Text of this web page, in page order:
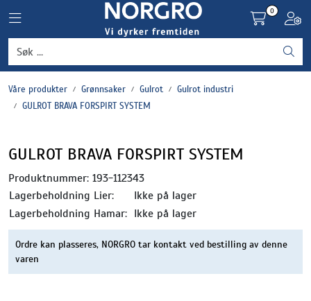
Toggle navigation
0
Våre produkter Grønnsaker Gulrot
Gulrot industri
GULROT BRAVA FORSPIRT SYSTEM
GULROT BRAVA FORSPIRT SYSTEM
Produktnummer: 193-112343
Lagerbeholdning Lier:
Ikke på lager
Lagerbeholdning Hamar: Ikke på lager
Ordre kan plasseres, NORGRO tar kontakt ved bestilling av denne
varen
Grønnsaker
Settepotet og setteløk
Plantevern og nyttedyr
Blomster, potter og brett
Driftsmidler